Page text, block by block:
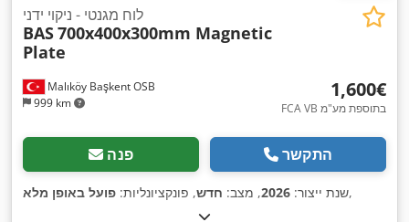
Malıköy Başkent OSB
999 km
לוח מגנטי - ניקוי ידני
BAS700x400x300mm Magnetic
Plate
‏1,600 ‏€
FCA VB בתוספת מע"מ
פנה התקשר
שנת ייצור: 2026, מצב: חדש, פונקציונליות: פועל באופן מלא ,